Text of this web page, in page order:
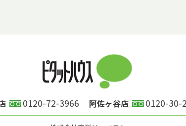
0120-72-3966 阿佐ヶ谷店 0120-30-